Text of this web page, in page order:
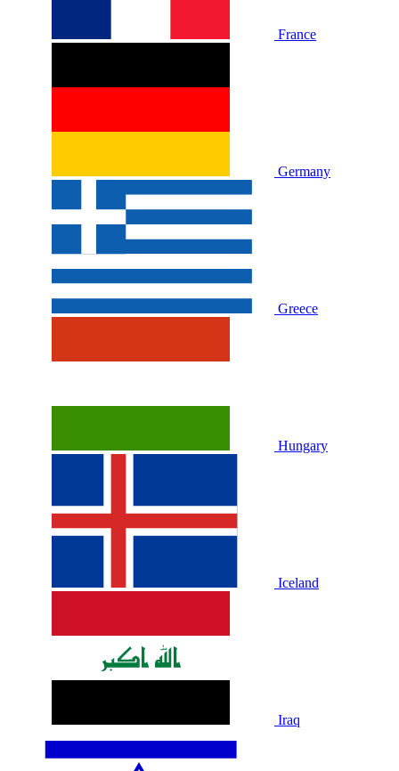
France
Germany
Greece
Hungary
Iceland
Iraq